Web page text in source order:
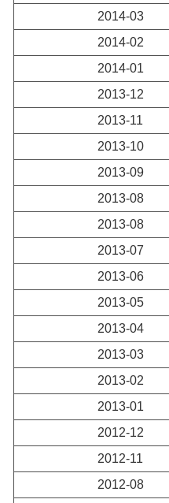
2014-03
2014-02
2014-01
2013-12
2013-11
2013-10
2013-09
2013-08
2013-08
2013-07
2013-06
2013-05
2013-04
2013-03
2013-02
2013-01
2012-12
2012-11
2012-08